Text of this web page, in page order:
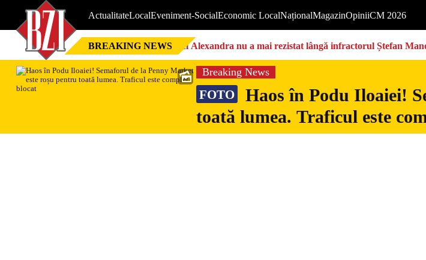
ActualitateLocalEveniment-SocialEconomic LocalNaționalMagazinOpiniiCM 2026
BREAKING NEWS Nici Alexandra nu a mai rezistat lângă infractorul Ștefan
Breaking News
FOTO
Haos în Podu Iloaiei!
toată lumea. Traficul este